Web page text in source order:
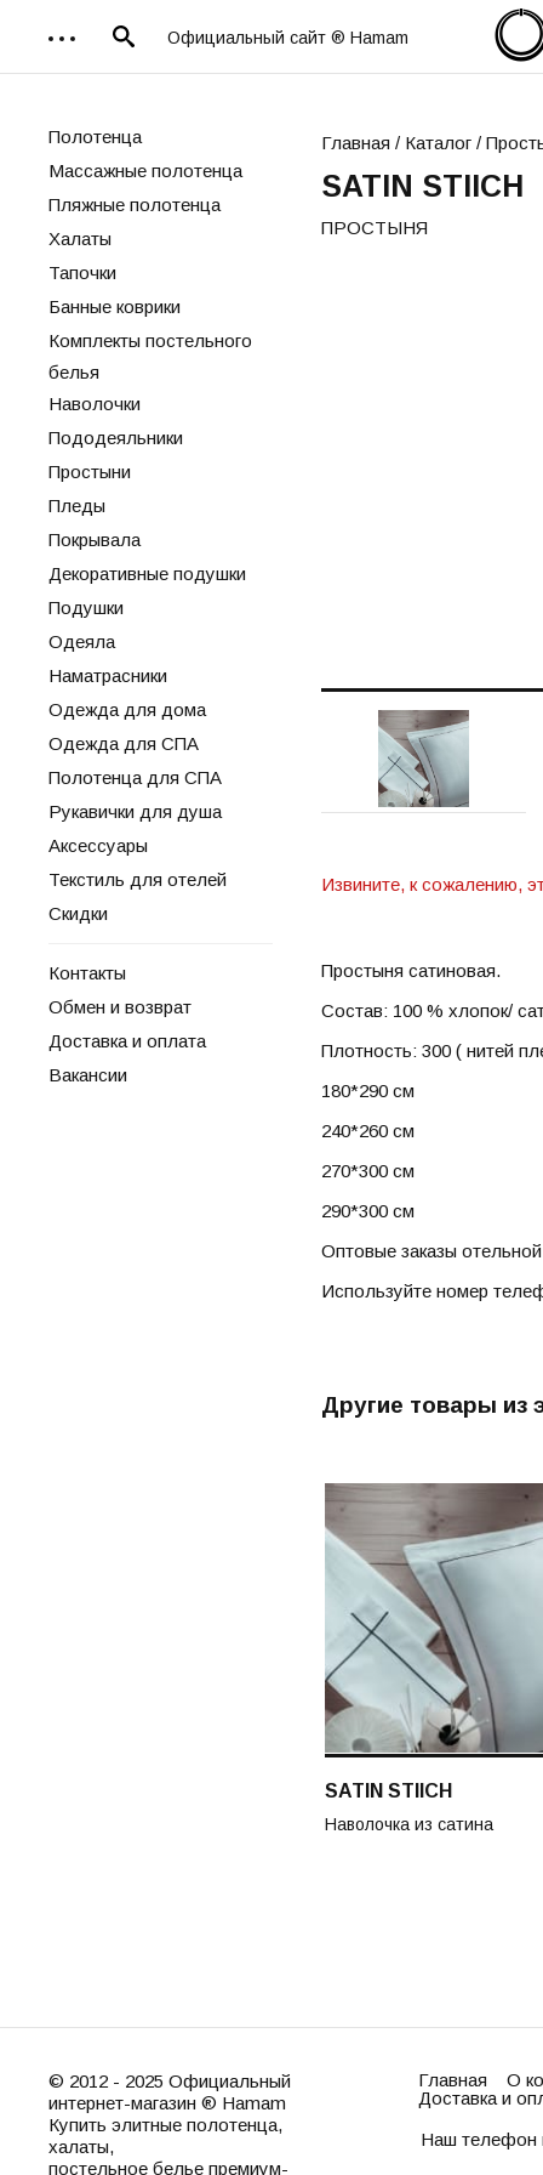
Официальный сайт ® Hamam
Полотенца
Массажные полотенца
Пляжные полотенца
Халаты
Тапочки
Банные коврики
Комплекты постельного
белья
Наволочки
Пододеяльники
Простыни
Пледы
Покрывала
Декоративные подушки
Подушки
Одеяла
Наматрасники
Одежда для дома
Одежда для СПА
Полотенца для СПА
Рукавички для душа
Аксессуары
Текстиль для отелей
Скидки
Контакты
Обмен и возврат
Доставка и оплата
Вакансии
Главная / Каталог /
SATIN STIICH
ПРОСТЫНЯ
Извините, к сожалению,
Простыня сатиновая.
Состав: 100 % хлопок/
Плотность: 300 ( нитей
180*290 см
240*260 см
270*300 см
290*300 см
Оптовые заказы
Используйте номер
Другие товары из
SATIN STIICH
Наволочка из сатина
© 2012 - 2025 Официальный
интернет-магазин ® Hamam
Купить элитные полотенца,
халаты,
постельное белье премиум-
Главная
О
Доставка и
Наш телефон